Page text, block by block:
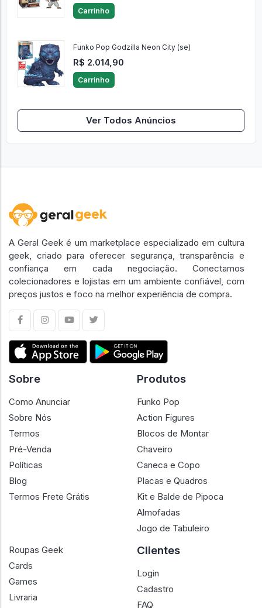
Carrinho
Funko Pop Godzilla Neon City (se)
R$ 2.014,90
Carrinho
Ver Todos Anúncios
A Geral Geek é um marketplace especializado em cultura
geek, criado para oferecer segurança, transparência e
confiança em cada negociação. Conectamos
colecionadores e lojistas em um ambiente confiável, com
preços justos e foco na melhor experiência de compra.
Sobre
Como Anunciar
Sobre Nós
Termos
Pré-Venda
Políticas
Blog
Termos Frete Grátis
Produtos
Funko Pop
Action Figures
Blocos de Montar
Chaveiro
Caneca e Copo
Placas e Quadros
Kit e Balde de Pipoca
Almofadas
Jogo de Tabuleiro
Roupas Geek
Cards
Games
Livraria
Clientes
Login
Cadastro
FAQ